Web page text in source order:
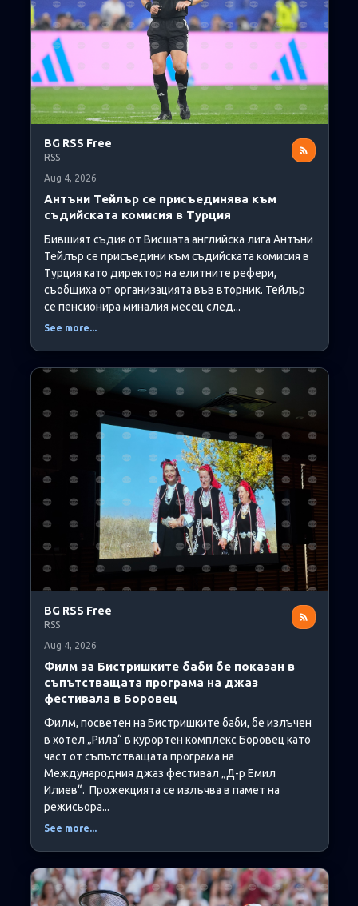
BG RSS Free
RSS
Aug 4, 2026
Антъни Тейлър се присъединява към
съдийската комисия в Турция
Бившият съдия от Висшата английска лига Антъни
Тейлър се присъедини към съдийската комисия в
Турция като директор на елитните рефери,
съобщиха от организацията във вторник. Тейлър
се пенсионира миналия месец след...
See more...
BG RSS Free
RSS
Aug 4, 2026
Филм за Бистришките баби бе показан в
съпътстващата програма на джаз
фестивала в Боровец
Филм, посветен на Бистришките баби, бе излъчен
в хотел „Рила“ в курортен комплекс Боровец като
част от съпътстващата програма на
Международния джаз фестивал „Д-р Емил
Илиев“. Прожекцията се излъчва в памет на
режисьора...
See more...